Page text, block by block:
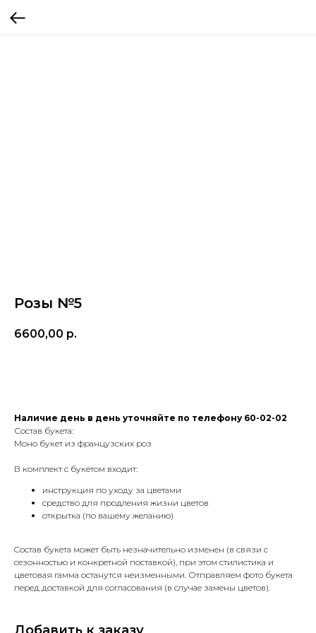
Розы №5
6600,00 р.
Наличие день в день уточняйте по телефону 60-02-02
Состав букета:
Моно букет из французских роз
В комплект с букетом входит:
инструкция по уходу за цветами
средство для продления жизни цветов
открытка (по вашему желанию)
Cостав букета может быть незначительно изменен (в связи с
сезонностью и конкретной поставкой), при этом стилистика и
цветовая гамма останутся неизменными. Отправляем фото букета
перед доставкой для согласования (в случае замены цветов).